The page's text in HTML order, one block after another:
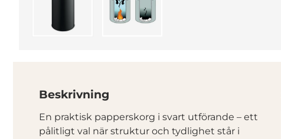
Beskrivning
En praktisk papperskorg i svart utförande – ett
pålitligt val när struktur och tydlighet står i